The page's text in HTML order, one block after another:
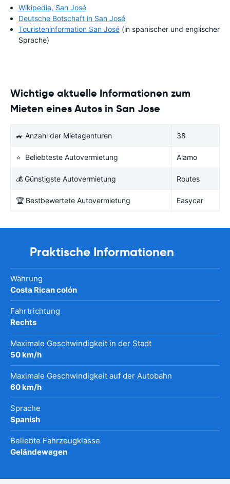
Wikipedia, San José
Deutsche Botschaft in San José
Touristeninformation San José (in spanischer und englischer
Sprache)
Wichtige aktuelle Informationen zum
Mieten eines Autos in San Jose
🚙 Anzahl der Mietagenturen 38
⭐ Beliebteste Autovermietung Alamo
💰 Günstigste Autovermietung Routes
🏆 Bestbewertete Autovermietung Easycar
Praktische Informationen
Währung
Costa Rican colón
Fahrtrichtung
Rechts
Maximale Geschwindigkeit in der Stadt
50 km/h
Maximale Geschwindigkeit auf der Autobahn
60 km/h
Sprache
Spanish
Beliebte Fahrzeugklasse
Geländewagen